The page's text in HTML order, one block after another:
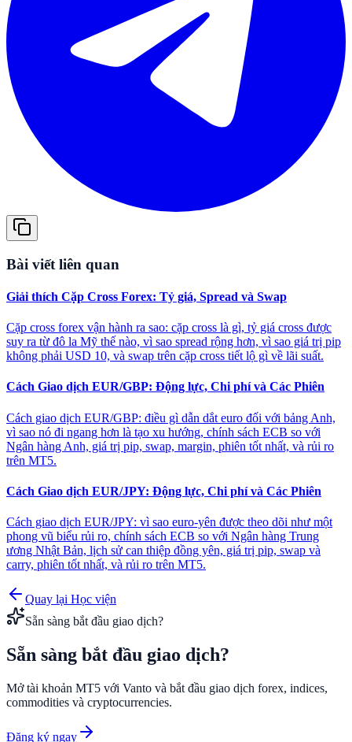
Bài viết liên quan
Giải thích Cặp Cross Forex: Tỷ giá, Spread và Swap
Cặp cross forex vận hành ra sao: cặp cross là gì, tỷ giá cross được
suy ra từ đô la Mỹ thế nào, vì sao spread rộng hơn, vì sao giá trị pip
không phải USD 10, và swap trên cặp cross tiết lộ gì về lãi suất.
Cách Giao dịch EUR/GBP: Động lực, Chi phí và Các Phiên
Cách giao dịch EUR/GBP: điều gì dẫn dắt euro đối với bảng Anh,
vì sao nó đi ngang hơn là tạo xu hướng, chính sách ECB so với
Ngân hàng Anh, giá trị pip, swap, margin, phiên tốt nhất, và rủi ro
trên MT5.
Cách Giao dịch EUR/JPY: Động lực, Chi phí và Các Phiên
Cách giao dịch EUR/JPY: vì sao euro-yên được theo dõi như một
phong vũ biểu rủi ro, chính sách ECB so với Ngân hàng Trung
ương Nhật Bản, lịch sử can thiệp đồng yên, giá trị pip, swap và
carry, phiên tốt nhất, và rủi ro trên MT5.
Quay lại Học viện
Sẵn sàng bắt đầu giao dịch?
Sẵn sàng bắt đầu giao dịch?
Mở tài khoản MT5 với Vanto và bắt đầu giao dịch forex, indices,
commodities và cryptocurrencies.
Đăng ký ngay